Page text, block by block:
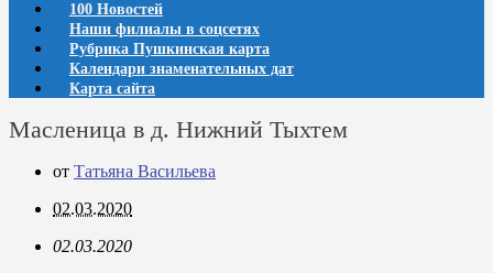
100 Новостей
Наши филиалы в соцсетях
Рубрика Пушкинская карта
Календари знаменательных дат
Карта сайта
Масленица в д. Нижний Тыхтем
от Татьяна Васильева
02.03.2020
02.03.2020